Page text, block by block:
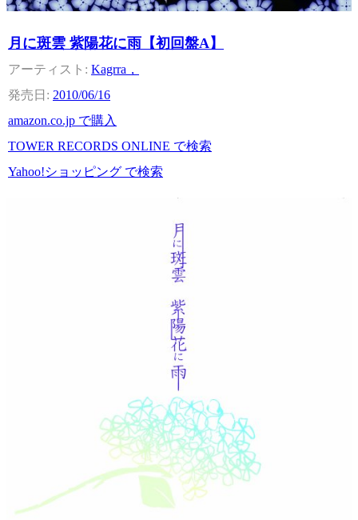
月に斑雲 紫陽花に雨【初回盤A】
Kagrra，
2010/06/16
amazon.co.jp で購入
TOWER RECORDS ONLINE で検索
Yahoo!ショッピング で検索